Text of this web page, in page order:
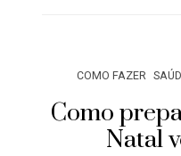
COMO FAZER
Como
Natal